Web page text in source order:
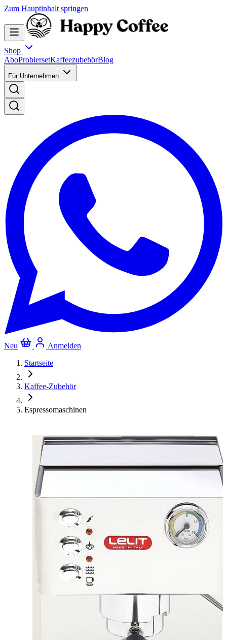
Zum Hauptinhalt springen
Shop
AboProbiersetKaffeezubehörBlog
Für Unternehmen
Neu
Anmelden
Startseite
Kaffee-Zubehör
Espressomaschinen